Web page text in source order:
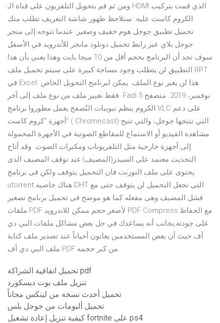
ومن ثم قم بتحويل التلفزيون على قناة الـ HDMI الذي قمت بتركيب
الكروم كاست عليه. ستلاحظ ظهور شاشة التعريف تطلب منك
تحميل تطبيق جوجل هوم خفيف وصغير: عندما تتوجه إلى متجر
جوجل بلاي عبر رابط تحميل دونلود مانجر للأندرويد في الأسفل
سوف تجد أن البرنامج بحجم أقل من 10 ميجا بايت وهذا يعني بأن هذا
التطبيق لن يتطلب وجود مساحة كبيرة على سيتم تحميل ملف RPT
في Excel. هذا لن يغير نوع الملف. يمكن لبرنامج التحويل الخاص
فقط تغيير ملف من نوع ملف إلى آخر. Fadi 5 نوفمبر، 2019. متصفح
الكروم ينظم تبويبات التّصفح يعمل مطوروا برنامج VLC على دعم
أجهزة “كروم كاست” ( Chromecast) التي تنتجها جوجل، والتي تتيح
مشاهدة الفيديو أو الاستماع للمقاطع الصوتية في الأجهزة المحمولة
إلى أجهزة خارجية مثل التلفزيونات ومكبرات الصوت. وقد أتاح
التحديث معتمد على السيدز(المضيف):عند توقف المضيف الذى
يحتوى على ملف التورنت فان التحميل يتوقف ولكن فى برنامج
utorrent هناك خاصيه DHT التى تجعل التحميل لن يتوقف حتى مع
فشل المضيف وهى مفعله كما هو موضح فى تحميل برنامج تصغير
ملفات PDF لأصغر حجم ممكن للاندرويد PDF Compress مع الحفاظ
على جودته,بجانب أنه يساعدك في حل بعض مشاكل ملفات البي دي
أف.حيث أن بعض المستخدمين يعانون أحياناً عند تصدير ملف كتابة
ملف البي دي أف PDF من كبر حجمه
تحميل اتفاقية الشراكة pdf
تنزيل ملف بوت ديسكورد
تحميل أحدث نسخة من لينكس مجاناً
تحميل ألبومات من جوجل بلس
كيفية تنزيل إعادة تشغيل fortnite على ps4